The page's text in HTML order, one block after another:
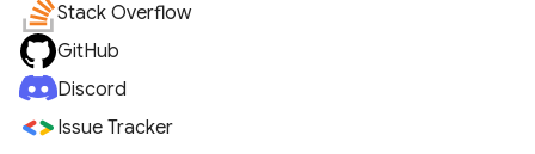
Stack Overflow
GitHub
Discord
Issue Tracker